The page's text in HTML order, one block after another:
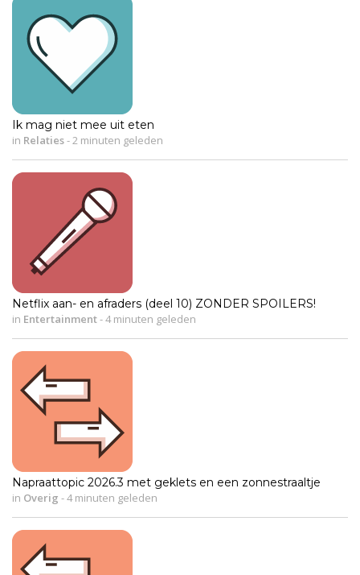
Ik mag niet mee uit eten
in Relaties-2 minuten geleden
Netflix aan- en afraders (deel 10) ZONDER SPOILERS!
in Entertainment-4 minuten geleden
Napraattopic 2026.3 met geklets en een zonnestraaltje
in Overig -4 minuten geleden